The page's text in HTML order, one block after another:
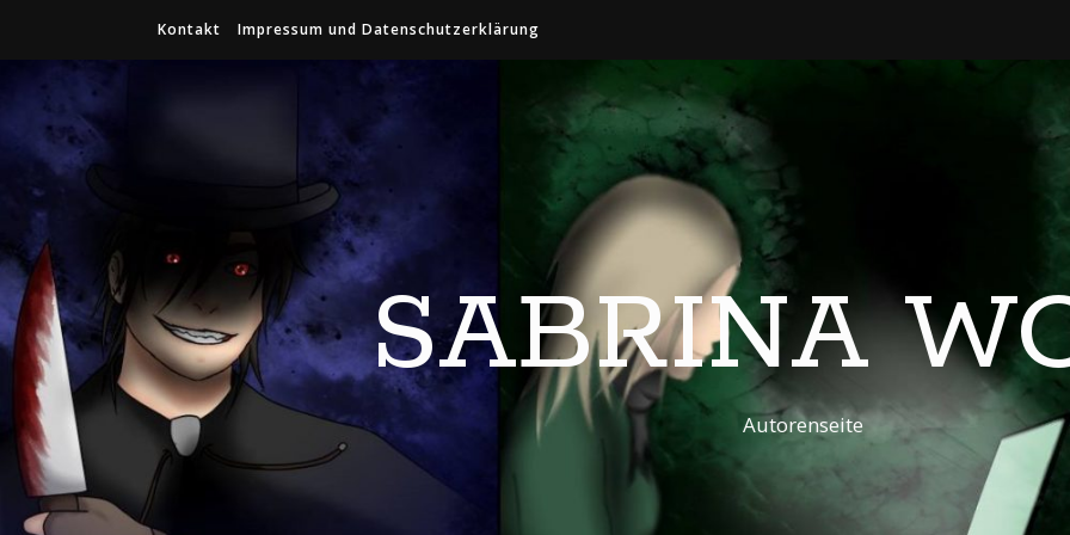
Kontakt Impressum und Datenschutzerklärung
SABRINA
Autorenseite